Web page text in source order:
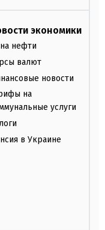
экономики
нефти
валют
новости
на
услуги
в Украине